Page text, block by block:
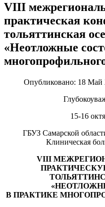
VIII
практическая
тольяттинская
«Неотложные
Опубликовано: 18 Май
15-16
ГБУЗ Самарской
Клиническая
VIII
В ПРАКТИКЕ